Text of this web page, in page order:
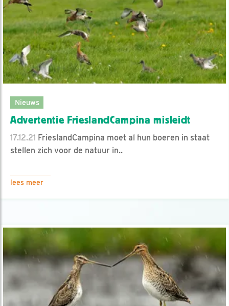
Nieuws
Advertentie FrieslandCampina misleidt
17.12.21 FrieslandCampina moet al hun boeren in staat
stellen zich voor de natuur in..
lees meer